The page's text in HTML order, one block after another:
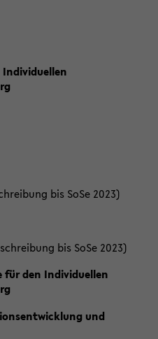
bis SoSe 2023)
bis SoSe 2023)
für den Individuellen
und